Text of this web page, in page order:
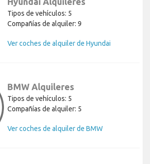
Tipos de vehículos: 5
Compañías de alquiler: 9
Ver coches de alquiler de Hyundai
BMW Alquileres
Tipos de vehículos: 5
Compañías de alquiler: 5
Ver coches de alquiler de BMW